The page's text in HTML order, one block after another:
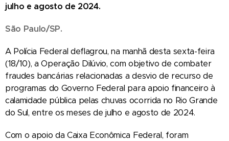
julho e agosto de 2024.
São Paulo/SP.
A Polícia Federal deflagrou, na manhã desta sexta-feira
(18/10), a Operação Dilúvio, com objetivo de combater
fraudes bancárias relacionadas a desvio de recurso de
programas do Governo Federal para apoio financeiro à
calamidade pública pelas chuvas ocorrida no Rio Grande
do Sul, entre os meses de julho e agosto de 2024.
Com o apoio da Caixa Econômica Federal, foram